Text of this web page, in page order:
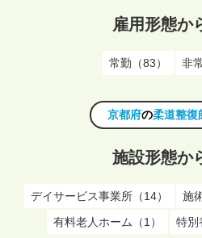
雇用形態か
常勤（83） 非
京都府の柔道整復
施設形態か
デイサービス事業所（14） 施
有料老人ホーム（1）
特別